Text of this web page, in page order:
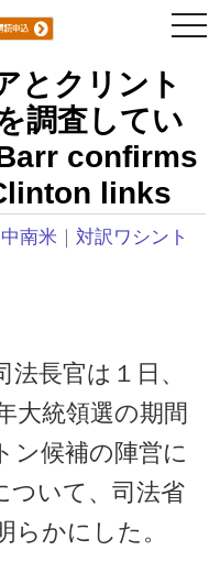
とクリント
調査してい
confirms
links
南米 ｜対訳ワシント
長官は１日、
大統領選の期間
ン候補の陣営に
ついて、司法省
らかにした。